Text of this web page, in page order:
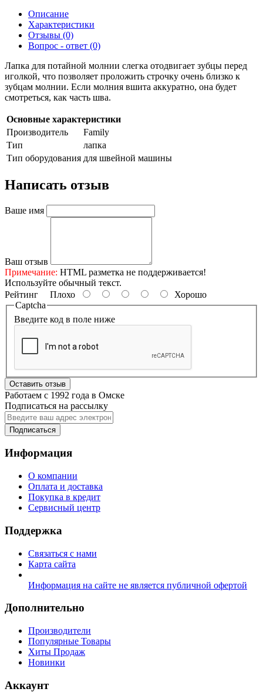
Описание
Характеристики
Отзывы (0)
Вопрос - ответ (0)
Лапка для потайной молнии слегка отодвигает зубцы перед
иголкой, что позволяет проложить строчку очень близко к
зубцам молнии. Если молния вшита аккуратно, она будет
смотреться, как часть шва.
Основные характеристики
Производитель
Family
Тип
лапка
Тип оборудования для швейной машины
Написать отзыв
Ваше имя
Ваш отзыв
Примечание: HTML разметка не поддерживается!
Используйте обычный текст.
Рейтинг Плохо
Хорошо
Captcha
Введите код в поле ниже
Оставить отзыв
Работаем с 1992 года в Омске
Подписаться на рассылку
Подписаться
Информация
О компании
Оплата и доставка
Покупка в кредит
Сервисный центр
Поддержка
Связаться с нами
Карта сайта
Информация на сайте не является публичной офертой
Дополнительно
Производители
Популярные Товары
Хиты Продаж
Новинки
Аккаунт